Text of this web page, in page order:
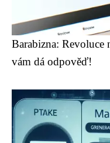
Barabizna: Revoluce
vám dá odpověď!